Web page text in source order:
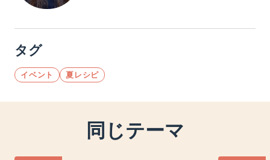
タグ
イベント 夏レシピ
同じテーマ